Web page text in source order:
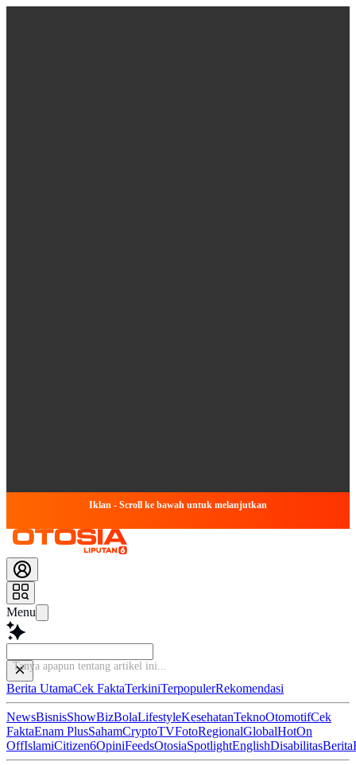
Iklan - Scroll ke bawah untuk melanjutkan
Menu
Tan
Berita UtamaCek FaktaTerkiniTerpopulerRekomendasi
NewsBisnisShowBizBolaLifestyleKesehatanTeknoOtomotifCek
FaktaEnam PlusSahamCryptoTVFotoRegionalGlobalHotOn
OffIslamiCitizen6OpiniFeedsOtosiaSpotlightEnglishDisabilitasBerita